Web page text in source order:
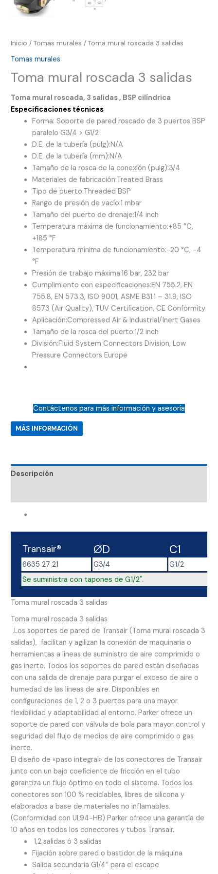
Inicio /Tomas murales / Toma mural roscada 3 salidas
Tomas murales
Toma mural roscada 3 salidas
Toma mural roscada, 3 salidas , BSP cilíndrica
Especificaciones técnicas
Forma: Soporte de pared roscado de 3 puertos BSP
paralelo G3/4 > G1/2
D.E. de la tubería (pulg):N/A
D.E. de la tubería (mm):N/A
Tamaño de la rosca de la conexión (pulg):3/4
Materiales de fabricación:Treated Brass
Tipo de puerto:Threaded BSP
Rango de presión de vacío:1 mbar
Tamaño del puerto de drenaje:1/4 inch
Temperatura máxima de funcionamiento:+85 °C,
+185 °F
Temperatura mínima de funcionamiento:-20 °C, -4
°F
Presión de trabajo máxima:16 bar, 232 bar
Cumplimiento con especificaciones:EN 755.2, EN
755.8, EN 573.3, ISO 9001, ASME B31.1 – 31.9, ISO
8573 (Air Quality), TUV Certification, CE Conformity
Aplicación:Compressed Air & Industrial/Inert Gases
Tamaño de la rosca del puerto:1/2 inch
División:Fluid System Connectors Division, Low
Pressure Connectors Europe
Contáctenos para más información y asesoría
MÁS INFORMACIÓN
Descripción
Transair® ØD C1
6635 27 21 G3/4
G1/2
Se suministra con tapones de G1/2".
Toma mural roscada 3 salidas
Toma mural roscada 3 salidas
.Los soportes de pared de Transair (Toma mural roscada 3
salidas), facilitan y agilizan la conexión de maquinaria o
herramientas a líneas de suministro de aire comprimido o
gas inerte. Todos los soportes de pared están diseñadas
con una salida de drenaje para purgar el exceso de aire o
humedad de las líneas de aire. Disponibles en
configuraciones de 1, 2 o 3 puertos para una mayor
flexibilidad y adaptabilidad al entorno. Parker ofrece un
soporte de pared con válvula de bola para mayor control y
seguridad del flujo de medios de aire comprimido o gas
inerte.
El diseño de «paso integral» de los conectores de Transair
junto con un bajo coeficiente de fricción en el tubo
garantiza un flujo óptimo en todo el sistema. Todos los
conectores son 100 % reciclables, libres de silicona y
elaborados a base de materiales no inflamables.
(Conformidad con UL94-HB) Parker ofrece una garantía de
10 años en todos los conectores y tubos Transair.
1,2 salidas ó 3 salidas
Fijación sobre pared o bastidor de la máquina
Salida secundaria G1/4’’ para el escape